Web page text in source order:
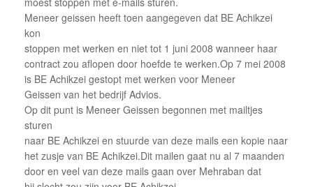
Meneer geissen heeft toen aangegeven dat BE Achikzei
kon
stoppen met werken en niet tot 1 juni 2008 wanneer haar
contract zou aflopen door hoefde te werken.Op 7 mei 2008
is BE Achikzei gestopt met werken voor Meneer
Geissen van het bedrijf Advios.
Op dit punt is Meneer Geissen begonnen met mailtjes
sturen
naar BE Achikzei en stuurde van deze mails een kopie naar
het zusje van BE Achikzei.Dit mailen gaat nu al 7 maanden
door en veel van deze mails gaan over Mehraban dat